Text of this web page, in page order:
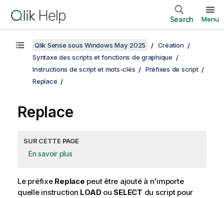
Search Menu
Qlik Sense sous Windows May 2025
Création
Syntaxe des scripts et fonctions de graphique
Instructions de script et mots-clés
Préfixes de script
Replace
Replace
SUR CETTE PAGE
En savoir plus
Le préfixe Replace peut être ajouté à n'importe
quelle instruction LOADouSELECT du script pour